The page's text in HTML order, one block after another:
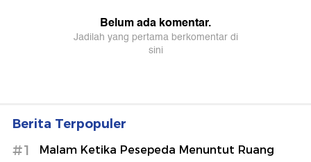
Berita Terpopuler
#1 Malam Ketika Pesepeda Menuntut Ruang